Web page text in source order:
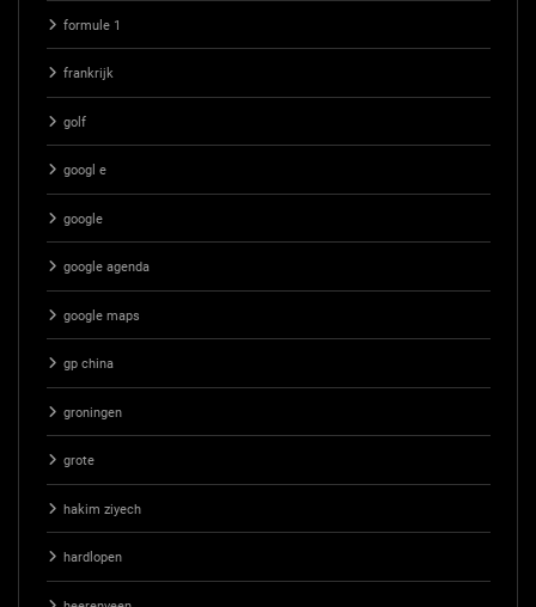
formule 1
frankrijk
golf
googl e
google
google agenda
google maps
gp china
groningen
grote
hakim ziyech
hardlopen